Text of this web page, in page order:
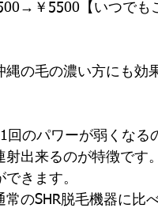
￥5500【いつでも
縄の毛の濃い方にも効
回のパワーが弱くなる
出来るのが特徴です
きます。
のSHR脱毛機器に比